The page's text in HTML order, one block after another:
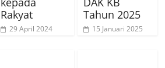
Rakyat
29 April 2024
Tahun 2025
15 Januari 2025